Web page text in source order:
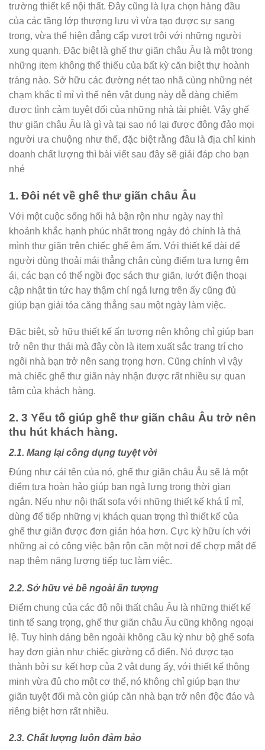
trường thiết kế nội thất. Đây cũng là lựa chọn hàng đầu
của các tầng lớp thượng lưu vì vừa tạo được sự sang
trọng, vừa thể hiện đẳng cấp vượt trội với những người
xung quạnh. Đặc biệt là ghế thư giãn châu Âu là một trong
những item không thể thiếu của bất kỳ căn biệt thự hoành
tráng nào. Sở hữu các đường nét tao nhã cùng những nét
chạm khắc tỉ mỉ vì thế nên vật dụng này dễ dàng chiếm
được tình cảm tuyệt đối của những nhà tài phiệt. Vậy ghế
thư giãn châu Âu là gì và tại sao nó lại được đông đảo mọi
người ưa chuộng như thế, đặc biệt rằng đâu là địa chỉ kinh
doanh chất lượng thì bài viết sau đây sẽ giải đáp cho bạn
nhé
1. Đôi nét về ghế thư giãn châu Âu
Với một cuộc sống hối hả bận rộn như ngày nay thì
khoảnh khắc hạnh phúc nhất trong ngày đó chính là thả
mình thư giãn trên chiếc ghế êm ấm. Với thiết kế dài để
người dùng thoải mái thẳng chân cùng điểm tựa lưng êm
ái, các bạn có thể ngồi đọc sách thư giãn, lướt điện thoại
cập nhật tin tức hay thậm chí ngả lưng trên ấy cũng đủ
giúp bạn giải tỏa căng thẳng sau một ngày làm việc.
Đặc biệt, sở hữu thiết kế ấn tượng nên không chỉ giúp bạn
trở nên thư thái mà đây còn là item xuất sắc trang trí cho
ngôi nhà bạn trở nên sang trọng hơn. Cũng chính vì vậy
mà chiếc ghế thư giãn này nhận được rất nhiều sự quan
tâm của khách hàng.
2. 3 Yếu tố giúp ghế thư giãn châu Âu trở nên
thu hút khách hàng.
2.1. Mang lại công dụng tuyệt vời
Đúng như cái tên của nó, ghế thư giãn châu Âu sẽ là một
điểm tựa hoàn hảo giúp bạn ngả lưng trong thời gian
ngắn. Nếu như nội thất sofa với những thiết kế khá tỉ mỉ,
dùng để tiếp những vị khách quan trọng thì thiết kế của
ghế thư giãn được đơn giản hóa hơn. Cực kỳ hữu ích với
những ai có công việc bận rộn cần một nơi để chợp mắt để
nạp thêm năng lượng tiếp tục làm việc.
2.2. Sở hữu vẻ bề ngoài ấn tượng
Điểm chung của các độ nội thất châu Âu là những thiết kế
tinh tế sang trọng, ghế thư giãn châu Âu cũng không ngoại
lệ. Tuy hình dáng bên ngoài không cầu kỳ như bộ ghế sofa
hay đơn giản như chiếc giường cổ điển. Nó được tạo
thành bởi sự kết hợp của 2 vật dụng ấy, với thiết kế thông
minh vừa đủ cho một cơ thể, nó không chỉ giúp bạn thư
giãn tuyệt đối mà còn giúp căn nhà bạn trở nên độc đáo và
riêng biệt hơn rất nhiều.
2.3. Chất lượng luôn đảm bảo